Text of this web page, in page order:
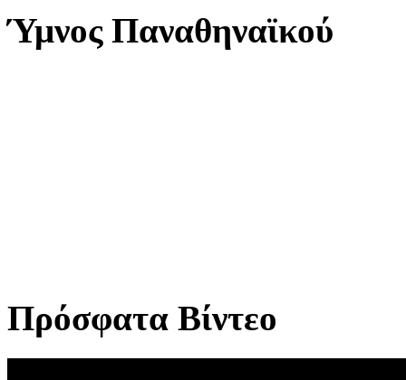
Ύμνος Παναθηναϊκού
Πρόσφατα Βίντεο